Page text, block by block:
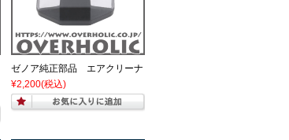
ゼノア純正部品 エアクリーナ
¥2,200(税込)